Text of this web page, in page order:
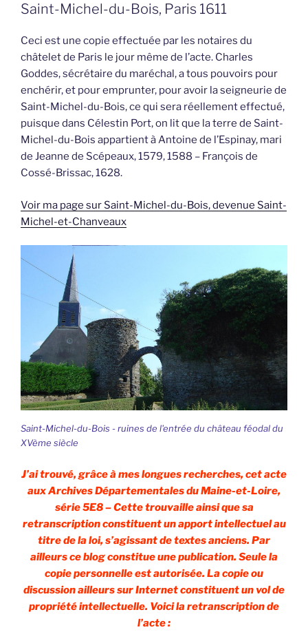
Saint-Michel-du-Bois, Paris 1611
Ceci est une copie effectuée par les notaires du
châtelet de Paris le jour même de l’acte. Charles
Goddes, sécrétaire du maréchal, a tous pouvoirs pour
enchérir, et pour emprunter, pour avoir la seigneurie de
Saint-Michel-du-Bois, ce qui sera réellement effectué,
puisque dans Célestin Port, on lit que la terre de Saint-
Michel-du-Bois appartient à Antoine de l’Espinay, mari
de Jeanne de Scépeaux, 1579, 1588 – François de
Cossé-Brissac, 1628.
Voir ma page sur Saint-Michel-du-Bois, devenue Saint-
Michel-et-Chanveaux
Saint-Michel-du-Bois - ruines de l'entrée du château féodal du
XVème siècle
J’ai trouvé, grâce à mes longues recherches, cet acte
aux Archives Départementales du Maine-et-Loire,
série 5E8 – Cette trouvaille ainsi que sa
retranscription constituent un apport intellectuel au
titre de la loi, s’agissant de textes anciens. Par
ailleurs ce blog constitue une publication. Seule la
copie personnelle est autorisée. La copie ou
discussion ailleurs sur Internet constituent un vol de
propriété intellectuelle. Voici la retranscription de
l’acte :